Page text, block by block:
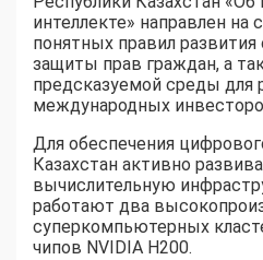
интеллекте» направлен на
понятных правил развития
защиты прав граждан, а
предсказуемой среды для
международных
Для обеспечения
Казахстан активно
вычислительную
работают два
суперкомпьютерных
чипов NVIDIA H200.